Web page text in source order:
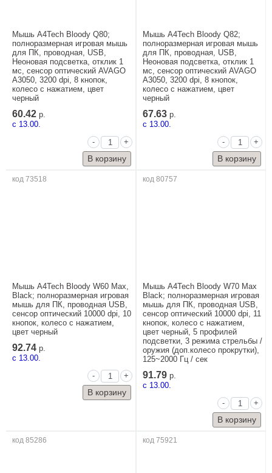
Мышь A4Tech Bloody Q80;
полноразмерная игровая мышь
для ПК, проводная, USB,
Неоновая подсветка, отклик 1
мс, сенсор оптический AVAGO
A3050, 3200 dpi, 8 кнопок,
колесо с нажатием, цвет
черный
60.42 р.
c 13.00.
-
+
Мышь A4Tech Bloody Q82;
полноразмерная игровая мышь
для ПК, проводная, USB,
Неоновая подсветка, отклик 1
мс, сенсор оптический AVAGO
A3050, 3200 dpi, 8 кнопок,
колесо с нажатием, цвет
черный
67.63 р.
c 13.00.
-
+
код 73518
Мышь A4Tech Bloody W60 Max,
Black; полноразмерная игровая
мышь для ПК, проводная USB,
сенсор оптический 10000 dpi, 10
кнопок, колесо с нажатием,
цвет черный
92.74 р.
c 13.00.
-
+
код 80757
Мышь A4Tech Bloody W70 Max
Black; полноразмерная игровая
мышь для ПК, проводная USB,
сенсор оптический 10000 dpi, 11
кнопок, колесо с нажатием,
цвет черный, 5 профилей
подсветки, 3 режима стрельбы /
оружия (доп.колесо прокрутки),
125~2000 Гц / сек
91.79 р.
c 13.00.
-
+
код 85286 код 75921